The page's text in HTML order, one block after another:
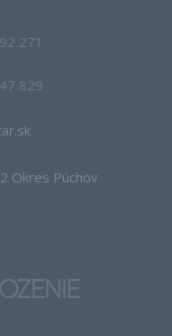
271
829
Okres Púchov